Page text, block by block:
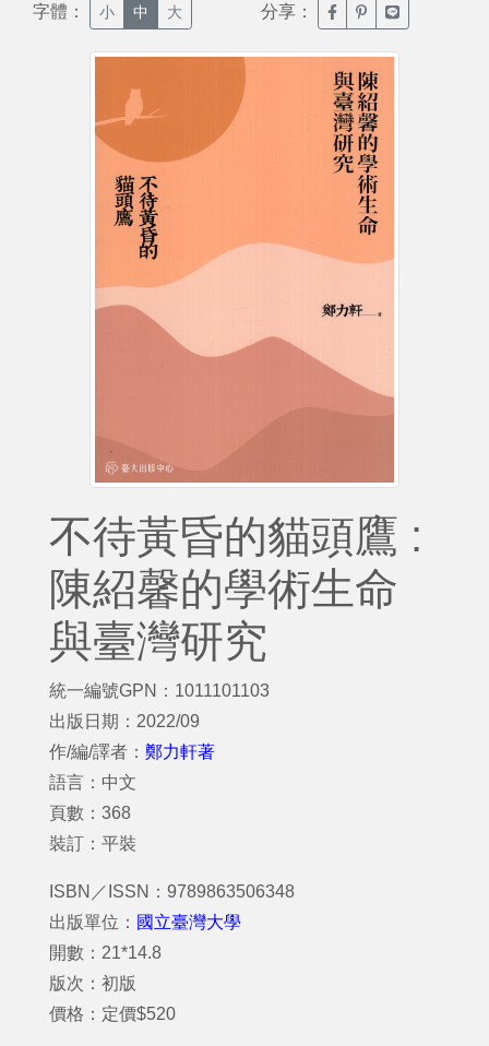
字體： 小 中 大 分享： 臉書分享(另開新視窗)
噗浪分享(另開新
Line分享(另
不待黃昏的貓頭鷹 :
陳紹馨的學術生命
與臺灣研究
統一編號GPN：1011101103
出版日期：2022/09
作/編/譯者： 鄭力軒著
語言：中文
頁數：368
裝訂：平裝
ISBN／ISSN：9789863506348
出版單位： 國立臺灣大學
開數：21*14.8
版次：初版
價格：定價$520